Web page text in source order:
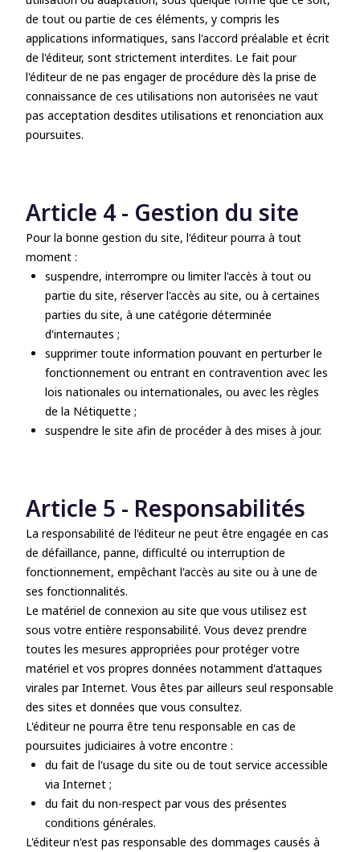
de tout ou partie de ces éléments, y compris les
applications informatiques, sans l'accord préalable et écrit
de l'éditeur, sont strictement interdites. Le fait pour
l'éditeur de ne pas engager de procédure dès la prise de
connaissance de ces utilisations non autorisées ne vaut
pas acceptation desdites utilisations et renonciation aux
poursuites.
Article 4 - Gestion du site
Pour la bonne gestion du site, l'éditeur pourra à tout
moment :
suspendre, interrompre ou limiter l'accès à tout ou
partie du site, réserver l'accès au site, ou à certaines
parties du site, à une catégorie déterminée
d'internautes ;
supprimer toute information pouvant en perturber le
fonctionnement ou entrant en contravention avec les
lois nationales ou internationales, ou avec les règles
de la Nétiquette ;
suspendre le site afin de procéder à des mises à jour.
Article 5 - Responsabilités
La responsabilité de l'éditeur ne peut être engagée en cas
de défaillance, panne, difficulté ou interruption de
fonctionnement, empêchant l'accès au site ou à une de
ses fonctionnalités.
Le matériel de connexion au site que vous utilisez est
sous votre entière responsabilité. Vous devez prendre
toutes les mesures appropriées pour protéger votre
matériel et vos propres données notamment d'attaques
virales par Internet. Vous êtes par ailleurs seul responsable
des sites et données que vous consultez.
L'éditeur ne pourra être tenu responsable en cas de
poursuites judiciaires à votre encontre :
du fait de l'usage du site ou de tout service accessible
via Internet ;
du fait du non-respect par vous des présentes
conditions générales.
L'éditeur n'est pas responsable des dommages causés à